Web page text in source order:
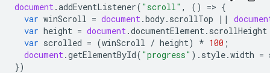
document.addEventListener( "scroll" , () => {
var winScroll = document.body. scrollTop ||
var height = document.documentElement. scrollHeight
var scrolled = (winScroll / height) * 100 ;
document.getElementById( "progress" ). style.width =
})